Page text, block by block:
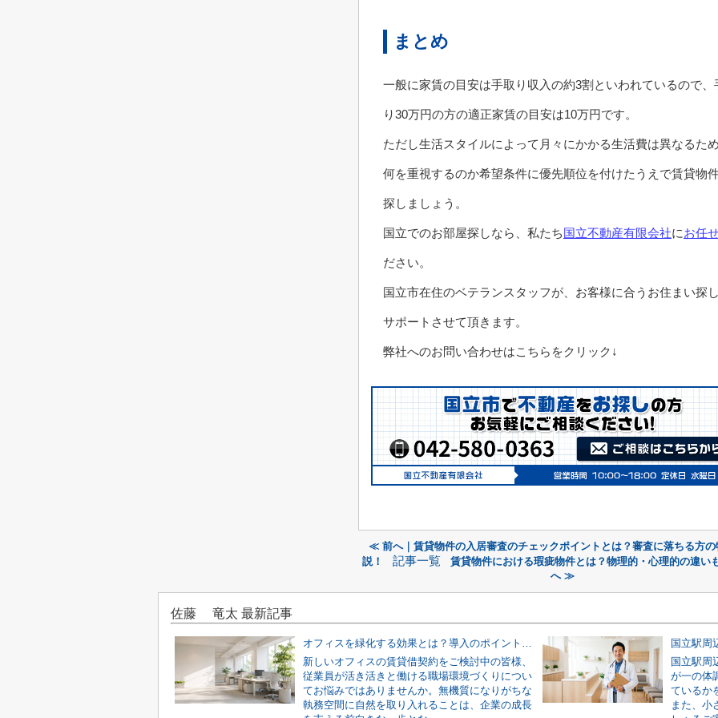
まとめ
一般に家賃の目安は手取り収入の約3割といわれているので、
り30万円の方の適正家賃の目安は10万円です。
ただし生活スタイルによって月々にかかる生活費は異なるため
何を重視するのか希望条件に優先順位を付けたうえで賃貸物
探しましょう。
国立でのお部屋探しなら、私たち国立不動産有限会社にお任
ださい。
国立市在住のベテランスタッフが、お客様に合うお住まい探
サポートさせて頂きます。
弊社へのお問い合わせはこちらをクリック↓
≪ 前へ｜賃貸物件の入居審査のチェックポイントとは？審査に落ちる方の
説！
記事一覧
賃貸物件における瑕疵物件とは？物理的・心理的の違い
へ ≫
佐藤 竜太 最新記事
オフィスを緑化する効果とは？導入のポイントや費用についても解説
新しいオフィスの賃貸借契約をご検討中の皆様、
従業員が活き活きと働ける職場環境づくりについ
てお悩みではありませんか。無機質になりがちな
執務空間に自然を取り入れることは、企業の成長
国立駅周
が一の体
ているか
また、小